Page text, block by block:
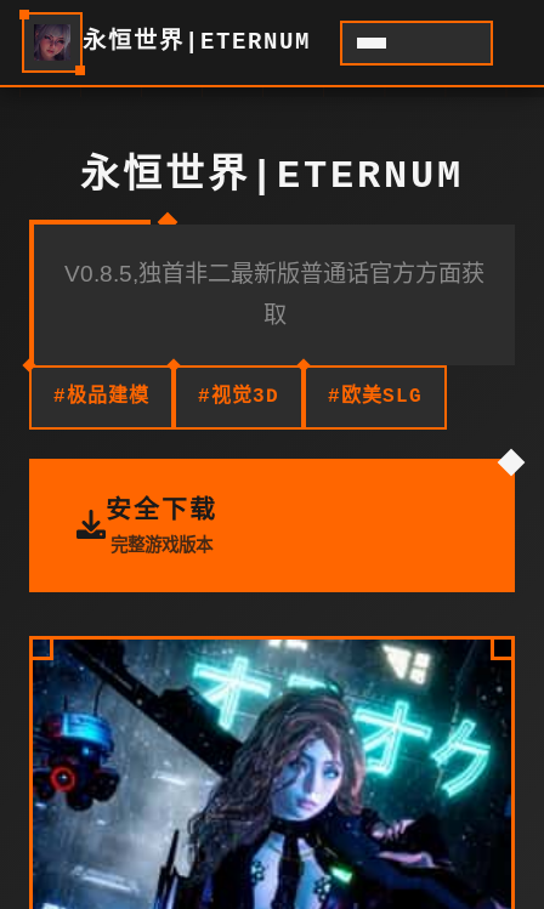
永恒世界|ETERNUM
永恒世界|ETERNUM
V0.8.5,独首非二最新版普通话官方方面获
取
#极品建模 #视觉3D #欧美SLG
安全下载
完整游戏版本